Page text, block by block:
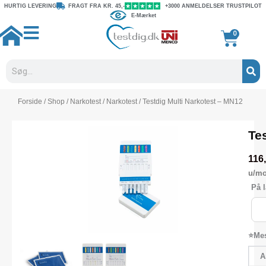
Gå
indholdet
HURTIG LEVERING FRAGT FRA KR. 45,-
+3000 ANMELDELSER TRUSTPILOT
E-Mærket
0
Kurv
Forside /Shop / Narkotest/ Narkotest/ Testdig Multi Narkotest – MN12
u/
På
-